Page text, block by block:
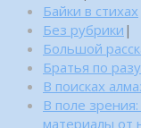
Байки в стихах
Без рубрики |
Большой
Братья по
В поисках
В поле
материалы от